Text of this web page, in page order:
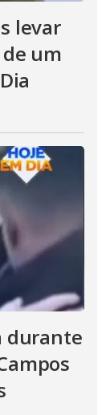
levar
um
durante